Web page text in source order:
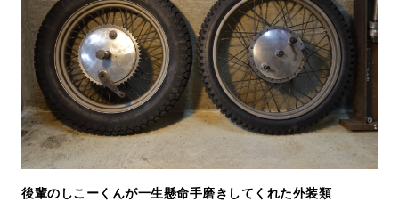
後輩のしこーくんが一生懸命手磨きしてくれた外装類